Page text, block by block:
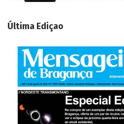
Última Ediçao